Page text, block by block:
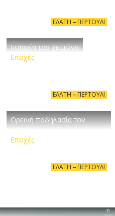
ΕΛΆΤΗ – ΠΕΡΤΟΎΛΙ
Ιππασία τον χειμώνα
Εποχές
ΕΛΆΤΗ – ΠΕΡΤΟΎΛΙ
Ορεινή ποδηλασία τον
Εποχές
ΕΛΆΤΗ – ΠΕΡΤΟΎΛΙ